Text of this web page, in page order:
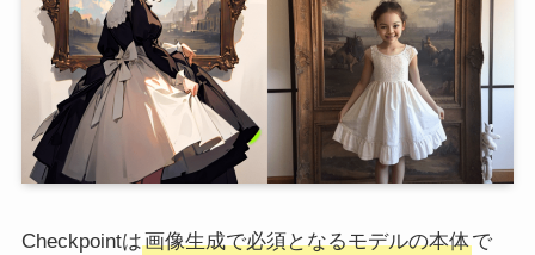
Checkpointは画像生成で必須となるモデルの本体で